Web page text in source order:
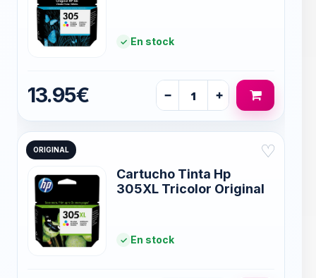
En stock
13.95€ − +
ORIGINAL ♡
Cartucho Tinta Hp
305XL Tricolor Original
En stock